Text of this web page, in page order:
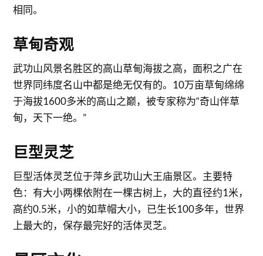
相同。
草甸奇观
武功山风景名胜区的高山草甸海拔之高，面积之广在
世界同纬度名山中都是绝无仅有的。10万亩草甸绵绵
于海拔1600多米的高山之巅，被专家称为“奇山伴草
甸，天下一绝。”
巨型灵芝
巨型活体灵芝位于萍乡武功山大王庙景区。主要特
色：有大小两棵依附在一棵古树上，大的直径约1米，
高约0.5米，小的如草帽大小，已生长100多年，世界
上最大的，保存最完好的活体灵芝。